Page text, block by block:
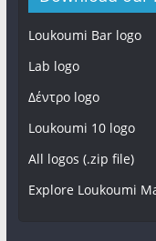
Loukoumi Bar logo
Lab logo
Δέντρο logo
Loukoumi 10 logo
All logos (.zip file)
Explore Loukoumi